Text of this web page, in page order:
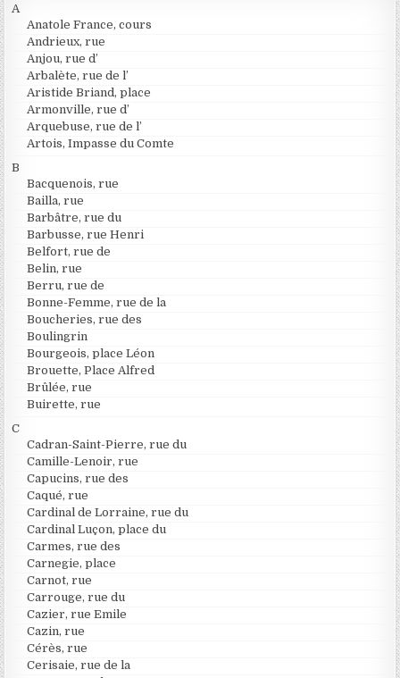
A
Anatole France, cours
Andrieux, rue
Anjou, rue d’
Arbalète, rue de l’
Aristide Briand, place
Armonville, rue d’
Arquebuse, rue de l’
Artois, Impasse du Comte
B
Bacquenois, rue
Bailla, rue
Barbâtre, rue du
Barbusse, rue Henri
Belfort, rue de
Belin, rue
Berru, rue de
Bonne-Femme, rue de la
Boucheries, rue des
Boulingrin
Bourgeois, place Léon
Brouette, Place Alfred
Brûlée, rue
Buirette, rue
C
Cadran-Saint-Pierre, rue du
Camille-Lenoir, rue
Capucins, rue des
Caqué, rue
Cardinal de Lorraine, rue du
Cardinal Luçon, place du
Carmes, rue des
Carnegie, place
Carnot, rue
Carrouge, rue du
Cazier, rue Emile
Cazin, rue
Cérès, rue
Cerisaie, rue de la